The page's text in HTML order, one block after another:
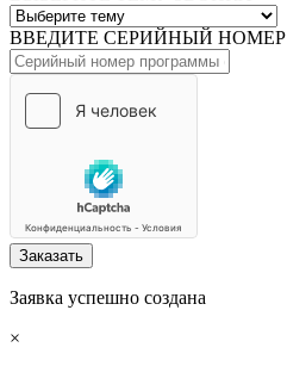
ВВЕДИТЕ СЕРИЙНЫЙ НОМЕР
Заказать
Заявка успешно создана
×